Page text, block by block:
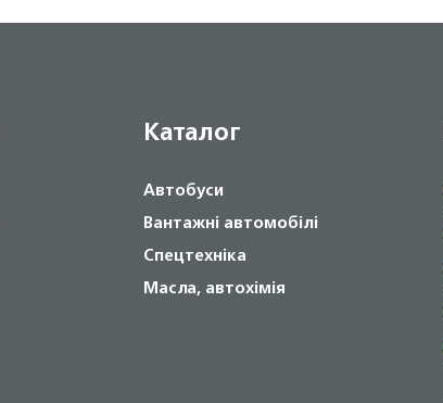
Каталог
Автобуси
Вантажні автомобілі
Спецтехніка
Масла, автохімія